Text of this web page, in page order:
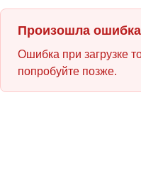
Произошла ошибка
Ошибка при загрузке
попробуйте позже.